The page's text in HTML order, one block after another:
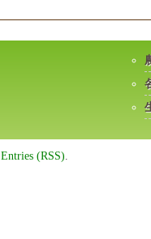
Entries (RSS)